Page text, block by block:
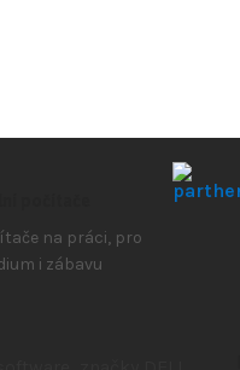
počítače
na práci, pro
i zábavu